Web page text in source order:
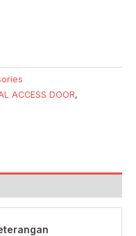
ACCESS DOOR,